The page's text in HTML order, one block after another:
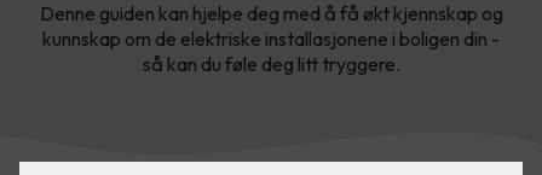
Denne guiden kan hjelpe deg med å få økt kjennskap og
kunnskap om de elektriske installasjonene i boligen din -
så kan du føle deg litt tryggere.